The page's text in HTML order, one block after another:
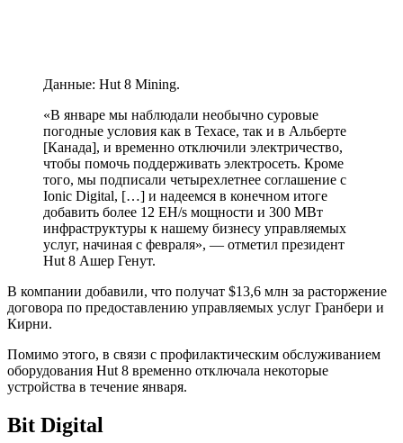
Данные: Hut 8 Mining.
«В январе мы наблюдали необычно суровые
погодные условия как в Техасе, так и в Альберте
[Канада], и временно отключили электричество,
чтобы помочь поддерживать электросеть. Кроме
того, мы подписали четырехлетнее соглашение с
Ionic Digital, […] и надеемся в конечном итоге
добавить более 12 EH/s мощности и 300 МВт
инфраструктуры к нашему бизнесу управляемых
услуг, начиная с февраля», — отметил президент
Hut 8 Ашер Генут.
В компании добавили, что получат $13,6 млн за расторжение
договора по предоставлению управляемых услуг Гранбери и
Кирни.
Помимо этого, в связи с профилактическим обслуживанием
оборудования Hut 8 временно отключала некоторые
устройства в течение января.
Bit Digital